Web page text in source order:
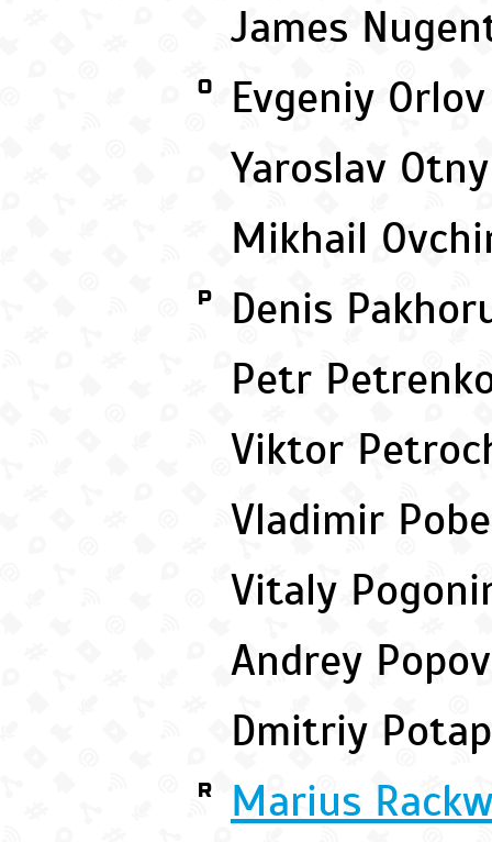
James
O
Evgeniy
Yaroslav
Mikhail
P
Denis
Petr
Viktor
Vladimir
Vitaly
Andrey
Dmitriy
R
Marius